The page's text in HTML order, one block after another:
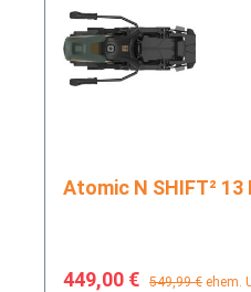
Atomic N
Verkaufspreis:
449,00 € Regulärer Preis:
549,99 € ehem.